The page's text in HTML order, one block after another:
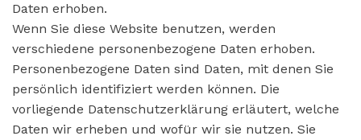
Daten erhoben.
Wenn Sie diese Website benutzen, werden
verschiedene personenbezogene Daten erhoben.
Personenbezogene Daten sind Daten, mit denen Sie
persönlich identifiziert werden können. Die
vorliegende Datenschutzerklärung erläutert, welche
Daten wir erheben und wofür wir sie nutzen. Sie